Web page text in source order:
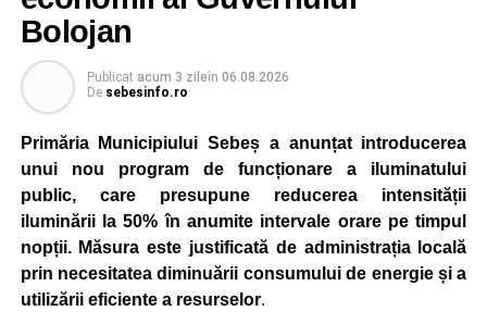
Bolojan
Publicat acum 3 zileîn 06.08.2026
De sebesinfo.ro
Primăria Municipiului Sebeș a anunțat introducerea
unui nou program de funcționare a iluminatului
public, care presupune reducerea intensității
iluminării la 50% în anumite intervale orare pe timpul
nopții. Măsura este justificată de administrația locală
prin necesitatea diminuării consumului de energie și a
utilizării eficiente a resurselor.